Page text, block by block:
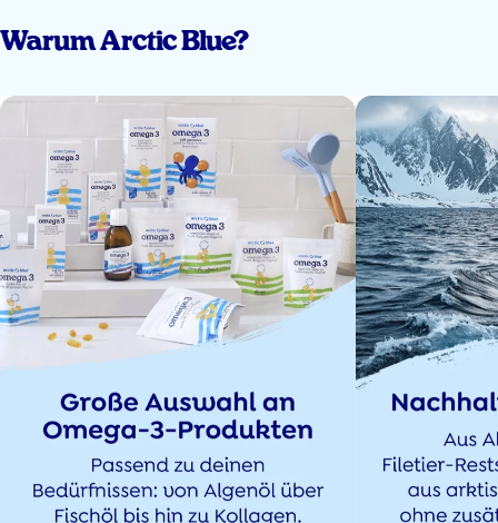
Vlotte en snelle levering.
Neutrale smaak, fijn lepeltje om te doseren en aangenaam om dagelijks in
te nemen.
Karen Buytaert
19 Apr 2026
Niet erg om dit dagelijks te nemen. Het smaakt HEERLIJK
14 Apr 2026
Prima, snel in huis en goed van smaak.
Warum Arctic Blue?